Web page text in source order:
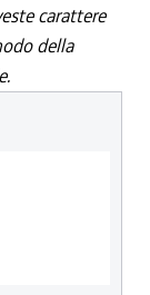
carattere
della